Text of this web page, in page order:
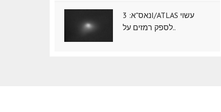
נאס"א: ‏3I/ATLAS עשוי
לספק רמזים על..